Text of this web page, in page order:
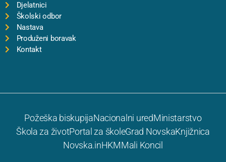
Djelatnici
Školski odbor
Nastava
Produženi boravak
Kontakt
Požeška biskupijaNacionalni uredMinistarstvo
Škola za životPortal za školeGrad NovskaKnjižnica
Novska.inHKMMali Koncil